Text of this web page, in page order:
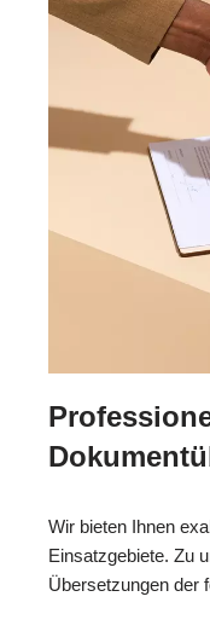
Wir bieten Ihnen
Einsatzgebiete. Zu
Übersetzungen der